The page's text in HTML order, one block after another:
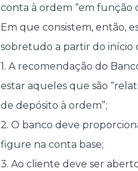
conta à ordem “em função
Em que consistem, então,
sobretudo a partir do início
1. A recomendação do
estar aqueles que são
de depósito à ordem”;
2. O banco deve
figure na conta base;
3. Ao cliente deve ser aberto